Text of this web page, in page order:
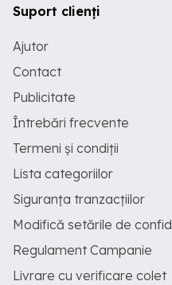
Suport clienți
Ajutor
Contact
Publicitate
Întrebări frecvente
Termeni și condiții
Lista categoriilor
Siguranța tranzacțiilor
Modifică setările de
Regulament Campanie
Livrare cu verificare colet